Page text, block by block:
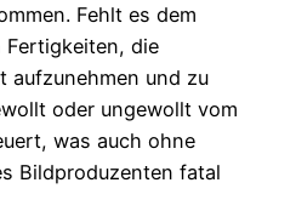
Fehlt es dem
Fertigkeiten, die
aufzunehmen und zu
oder ungewollt vom
was auch ohne
Bildproduzenten fatal